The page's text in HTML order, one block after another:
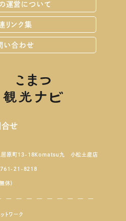
運営について
リンク集
い合わせ
せ
原町13-18Komatsu九 小松土産店
21-8218
）
トワーク